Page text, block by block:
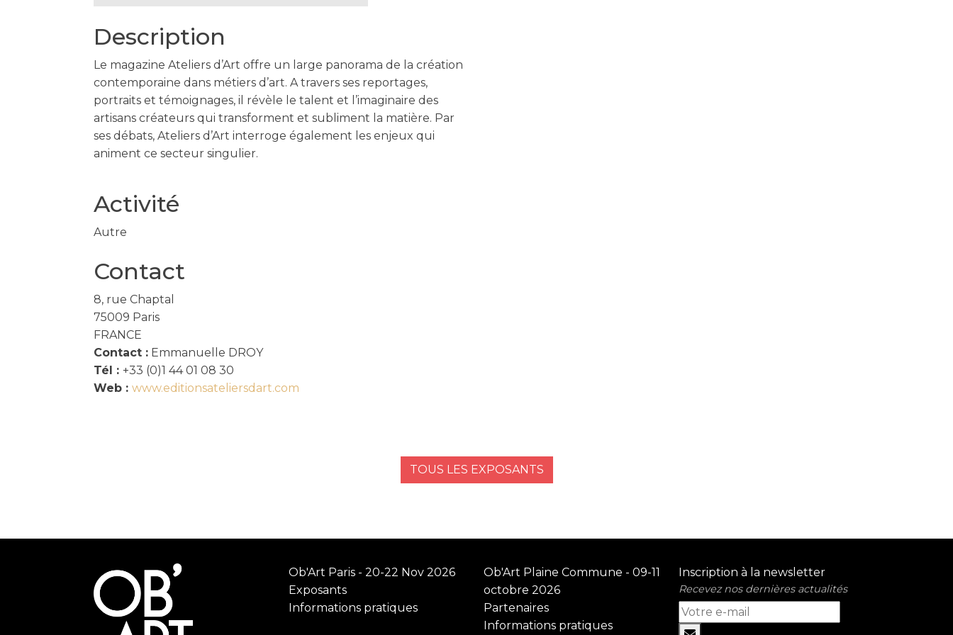
Description
Le magazine Ateliers d’Art offre un large panorama de la création
contemporaine dans métiers d’art. A travers ses reportages,
portraits et témoignages, il révèle le talent et l’imaginaire des
artisans créateurs qui transforment et subliment la matière. Par
ses débats, Ateliers d’Art interroge également les enjeux qui
animent ce secteur singulier.
Activité
Autre
Contact
8, rue Chaptal
75009 Paris
FRANCE
Contact : Emmanuelle DROY
Tél : +33 (0)1 44 01 08 30
Web : www.editionsateliersdart.com
TOUS LES EXPOSANTS
Ob'Art Paris - 20-22 Nov 2026
Exposants
Informations pratiques
Ob'Art Plaine Commune - 09-11
octobre 2026
Partenaires
Informations pratiques
Inscription à la newsletter
Recevez nos dernières actualités